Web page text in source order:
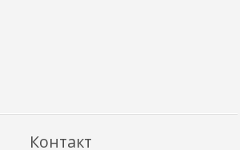
Контакт